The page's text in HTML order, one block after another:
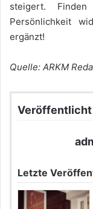
steigert.
Persönlichkeit
ergänzt!
Quelle: ARKM
Veröffentlicht
Letzte